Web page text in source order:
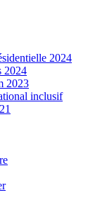
2024
2024
2023
inclusif